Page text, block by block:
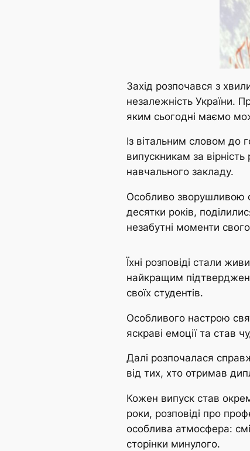
Захід розпочався з
незалежність України.
яким сьогодні маємо
Із вітальним словом до
випускникам за
навчального закладу.
Особливо зворушливою
десятки років,
незабутні моменти
Їхні розповіді стали
найкращим
своїх студентів.
Особливого настрою
яскраві емоції та став
Далі розпочалася
від тих, хто отримав
Кожен випуск став
роки, розповіді про
особлива атмосфера:
сторінки минулого.